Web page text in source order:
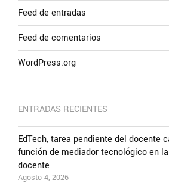
Feed de entradas
Feed de comentarios
WordPress.org
ENTRADAS RECIENTES
EdTech, tarea pendiente del docente
función de mediador tecnológico en
docente
Agosto 4, 2026